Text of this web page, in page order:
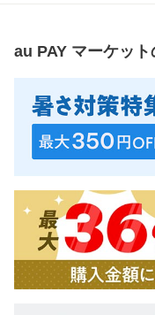
au PAY マーケット